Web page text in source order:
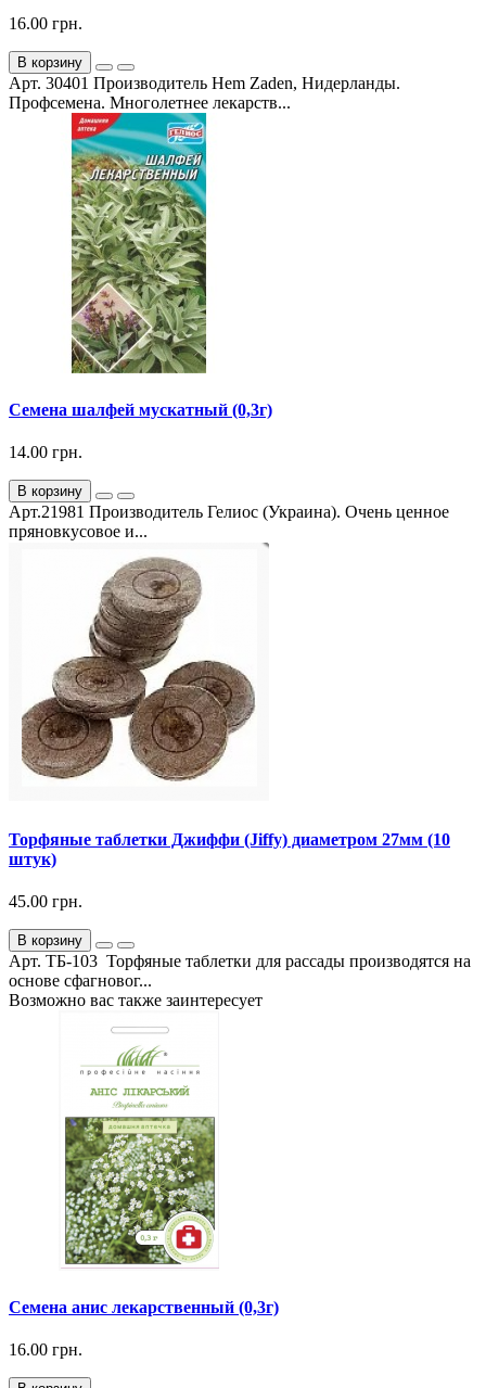
16.00 грн.
В корзину
Арт. 30401 Производитель Hem Zaden, Нидерланды.
Профсемена. Многолетнее лекарств...
Семена шалфей мускатный (0,3г)
14.00 грн.
В корзину
Арт.21981 Производитель Гелиос (Украина). Очень ценное
пряновкусовое и...
Торфяные таблетки Джиффи (Jiffy) диаметром 27мм (10
штук)
45.00 грн.
В корзину
Арт. ТБ-103 Торфяные таблетки для рассады производятся на
основе сфагновог...
Возможно вас также заинтересует
Семена анис лекарственный (0,3г)
16.00 грн.